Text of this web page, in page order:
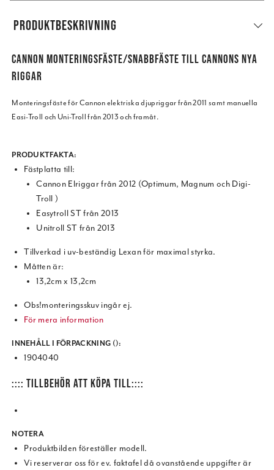
PRODUKTBESKRIVNING
CANNON MONTERINGSFÄSTE/SNABBFÄSTE TILL CANNONS NYA
RIGGAR
Monteringsfäste för Cannon elektriska djupriggar från 2011 samt manuella
Easi-Troll och Uni-Troll från 2013 och framåt.
PRODUKTFAKTA:
Fästplatta till:
Cannon Elriggar från 2012 (Optimum, Magnum och Digi-
Troll )
Easytroll ST från 2013
Unitroll ST från 2013
Tillverkad i uv-beständig Lexan för maximal styrka.
Måtten är:
13,2cm x 13,2cm
Obs!monteringsskuv ingår ej.
För mera information
INNEHÅLL I FÖRPACKNING ():
1904040
:::: TILLBEHÖR ATT KÖPA TILL::::
NOTERA
Produktbilden föreställer modell.
Vi reserverar oss för ev. faktafel då ovanstående uppgifter är